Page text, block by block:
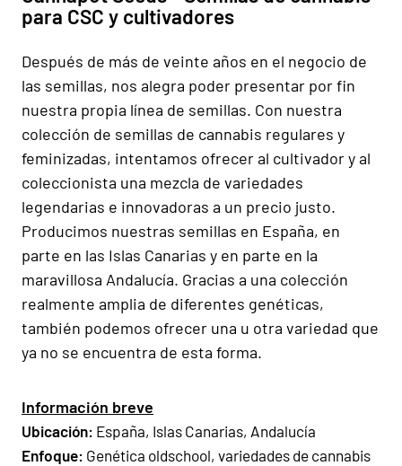
para CSC y cultivadores
Después de más de veinte años en el negocio de
las semillas, nos alegra poder presentar por fin
nuestra propia línea de semillas. Con nuestra
colección de semillas de cannabis regulares y
feminizadas, intentamos ofrecer al cultivador y al
coleccionista una mezcla de variedades
legendarias e innovadoras a un precio justo.
Producimos nuestras semillas en España, en
parte en las Islas Canarias y en parte en la
maravillosa Andalucía. Gracias a una colección
realmente amplia de diferentes genéticas,
también podemos ofrecer una u otra variedad que
ya no se encuentra de esta forma.
Información breve
Ubicación: España, Islas Canarias, Andalucía
Enfoque: Genética oldschool, variedades de cannabis